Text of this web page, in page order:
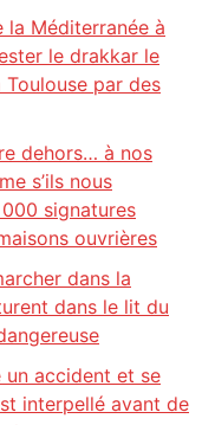
la Méditerranée à
le drakkar le
par des
dehors… à nos
s’ils nous
signatures
ouvrières
dans la
dans le lit du
un accident et se
interpellé avant de